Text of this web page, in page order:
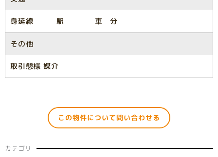
身延線 駅 車 分
その他
取引態様 媒介
この物件について問い合わせる
カテゴリ